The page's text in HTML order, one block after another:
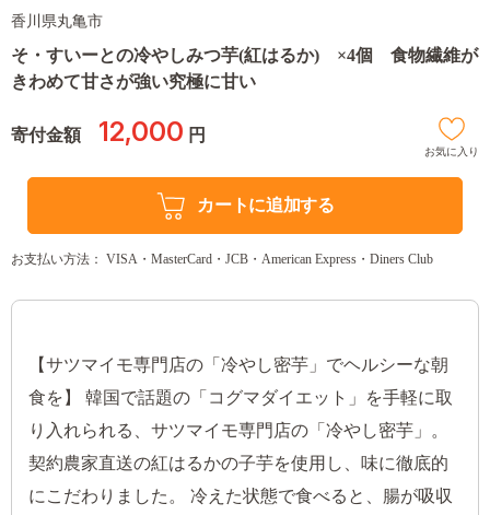
香川県丸亀市
そ・すいーとの冷やしみつ芋(紅はるか) ×4個 食物繊維が
きわめて甘さが強い究極に甘い
寄付金額 12,000 円
お気に入り
カートに追加する
お支払い方法： VISA・MasterCard・JCB・American Express・Diners Club
【サツマイモ専門店の「冷やし密芋」でヘルシーな朝
食を】 韓国で話題の「コグマダイエット」を手軽に取
り入れられる、サツマイモ専門店の「冷やし密芋」。
契約農家直送の紅はるかの子芋を使用し、味に徹底的
にこだわりました。 冷えた状態で食べると、腸が吸収